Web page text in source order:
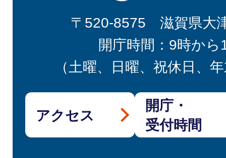
〒520-8575 滋賀県大
開庁時間：9時から
（土曜、日曜、祝休日、
アクセス
開庁・
受付時間